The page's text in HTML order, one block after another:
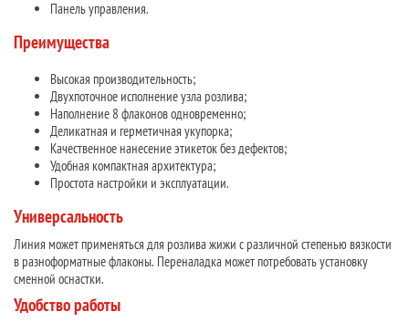
Панель управления.
Преимущества
Высокая производительность;
Двухпоточное исполнение узла розлива;
Наполнение 8 флаконов одновременно;
Деликатная и герметичная укупорка;
Качественное нанесение этикеток без дефектов;
Удобная компактная архитектура;
Простота настройки и эксплуатации.
Универсальность
Линия может применяться для розлива жижи с различной степенью вязкости
в разноформатные флаконы. Переналадка может потребовать установку
сменной оснастки.
Удобство работы